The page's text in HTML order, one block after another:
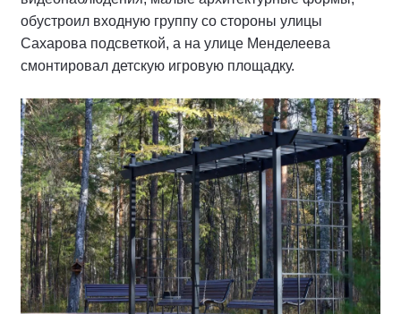
обустроил входную группу со стороны улицы
Сахарова подсветкой, а на улице Менделеева
смонтировал детскую игровую площадку.